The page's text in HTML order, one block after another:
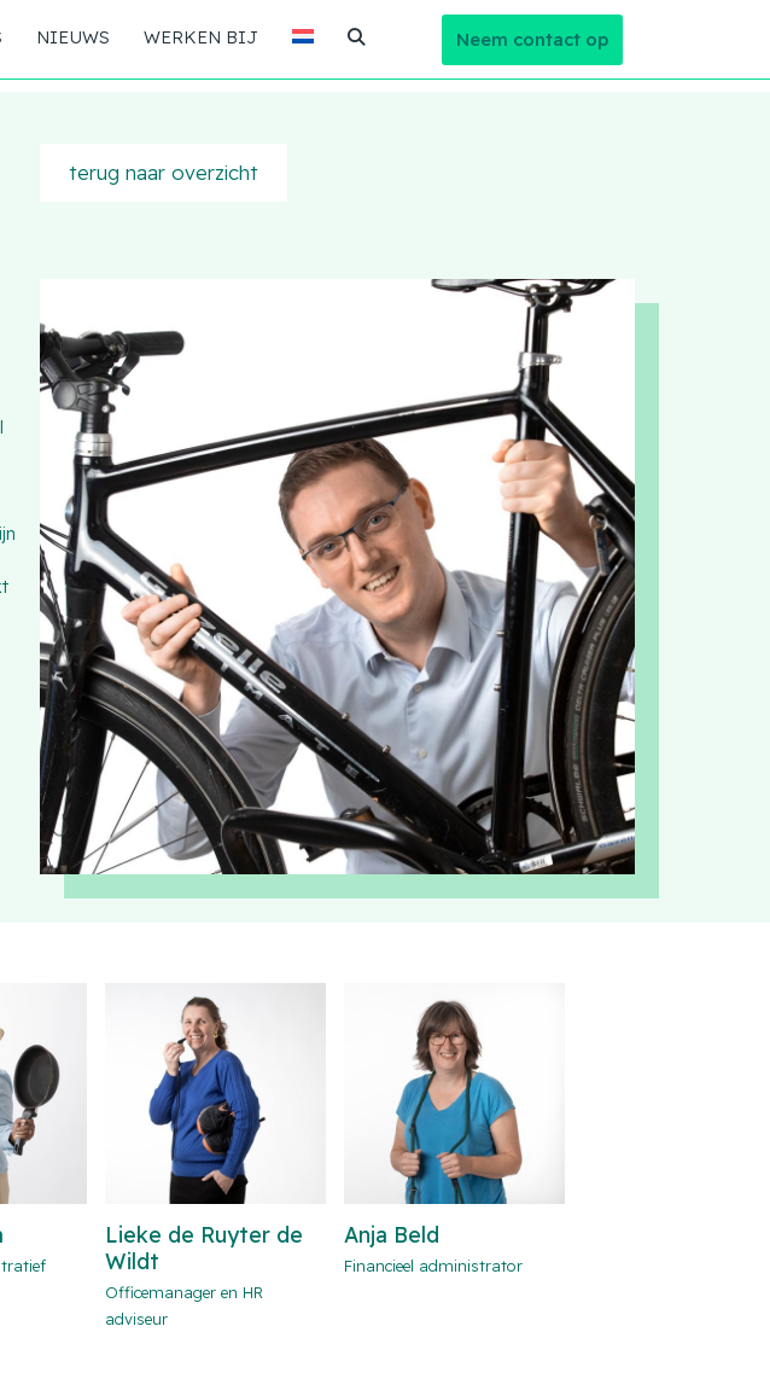
NIEUWS WERKEN BIJ Neem contact op
terug naar overzicht
Lieke de Ruyter de
Wildt
Officemanager en HR
adviseur
Anja Beld
Financieel administrator